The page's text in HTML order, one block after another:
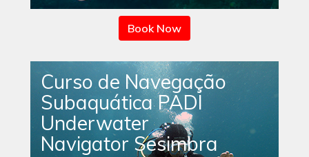
Book Now
Curso de Navegação
Subaquática PADI
Underwater
Navigator Sesimbra